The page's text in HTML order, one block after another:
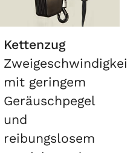
Kettenzug
mit geringem
Geräuschpegel
und
reibungslosem